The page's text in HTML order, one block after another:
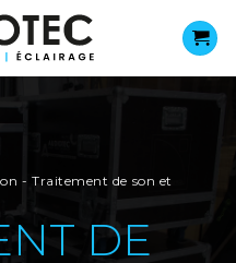
-Traitement de son et
DE